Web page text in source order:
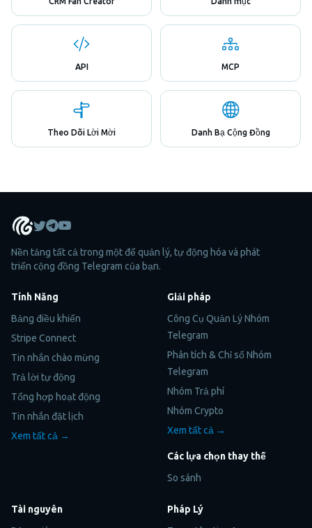
API MCP
Theo Dõi Lời Mời Danh Bạ Cộng Đồng
Nền tảng tất cả trong một để quản lý, tự động hóa và phát
triển cộng đồng Telegram của bạn.
Tính Năng
Bảng điều khiển
Stripe Connect
Tin nhắn chào mừng
Trả lời tự động
Tổng hợp hoạt động
Tin nhắn đặt lịch
Xem tất cả →
Giải pháp
Công Cụ Quản Lý Nhóm
Telegram
Phân tích & Chỉ số Nhóm
Telegram
Nhóm Trả phí
Nhóm Crypto
Xem tất cả →
Các lựa chọn thay thế
So sánh
Tài nguyên
Pháp Lý